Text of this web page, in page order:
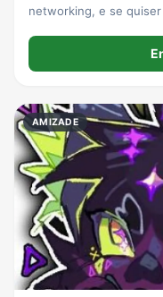
networking, e se
só me chamar no
AMIZADE